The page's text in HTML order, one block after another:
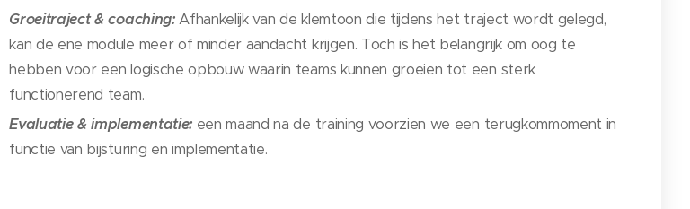
Groeitraject & coaching: Afhankelijk van de klemtoon die tijdens het traject wordt gelegd,
kan de ene module meer of minder aandacht krijgen. Toch is het belangrijk om oog te
hebben voor een logische opbouw waarin teams kunnen groeien tot een sterk
functionerend team.
Evaluatie & implementatie:een maand na de training voorzien we een terugkommoment in
functie van bijsturing en implementatie.